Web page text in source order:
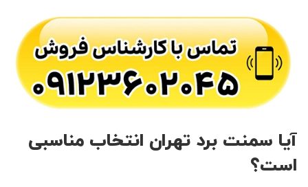
آیا سمنت برد تهران انتخاب مناسبی
است؟